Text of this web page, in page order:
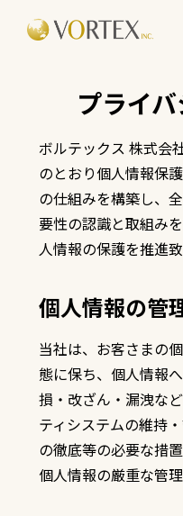
プライ
ボルテックス 株式会
のとおり個人情報保
の仕組みを構築し、
要性の認識と取組み
人情報の保護を推進致
個人情報の管
当社は、お客さまの
態に保ち、個人情報
損・改ざん・漏洩な
ティシステムの維持
の徹底等の必要な措
個人情報の厳重な管理